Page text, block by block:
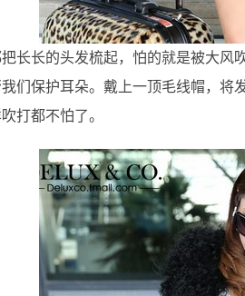
长长的头发梳起，怕的就是被大风
们保护耳朵。戴上一顶毛线帽，
打都不怕了。